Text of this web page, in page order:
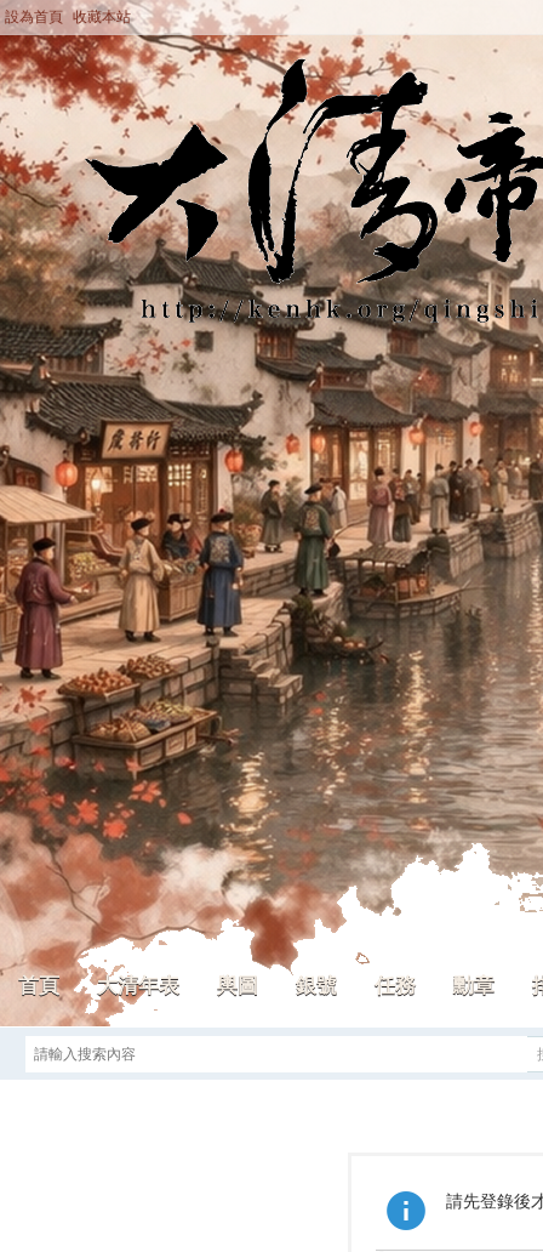
設為首頁 收藏本站
首頁 大清年表 輿圖 銀號 任務 勳章
請先登錄後